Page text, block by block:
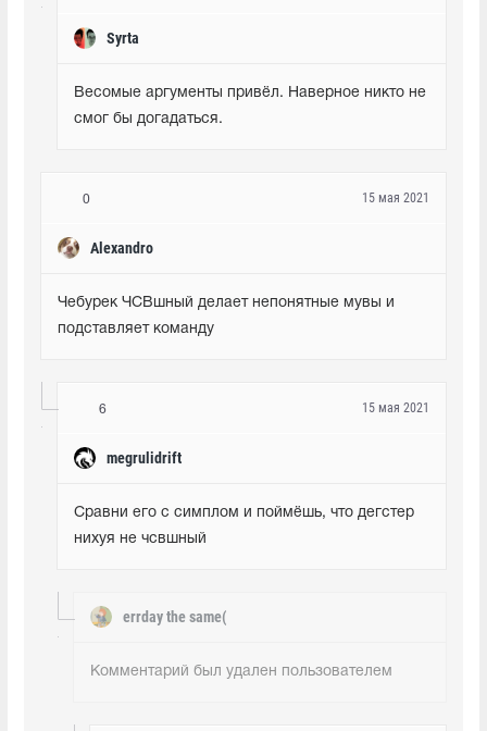
Syrta
Весомые аргументы привёл. Наверное никто не
смог бы догадаться.
0
Alexandro
15 мая 2021
Чебурек ЧСВшный делает непонятные мувы и
подставляет команду
6
megrulidrift
15 мая 2021
Сравни его с симплом и поймёшь, что дегстер
нихуя не чсвшный
errday the same(
Комментарий был удален пользователем